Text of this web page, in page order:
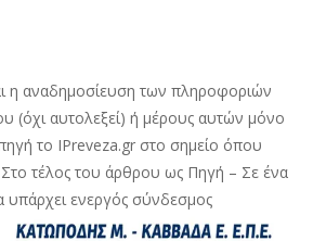
η αναδημοσίευση των πληροφοριών
(όχι αυτολεξεί) ή μέρους αυτών μόνο
το IPreveza.gr στο σημείο όπου
Στο τέλος του άρθρου ως Πηγή – Σε ένα
υπάρχει ενεργός σύνδεσμος